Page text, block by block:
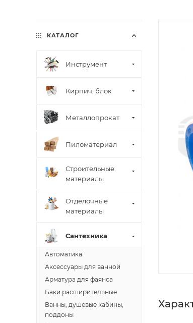
КАТАЛОГ
Инструмент
Кирпич, блок
Металлопрокат
Пиломатериал
Строительные
материалы
Отделочные
материалы
Сантехника
Автоматика
Аксессуары для ванной
Арматура для фаянса
Баки расширительные
Ванны, душевые кабины,
поддоны